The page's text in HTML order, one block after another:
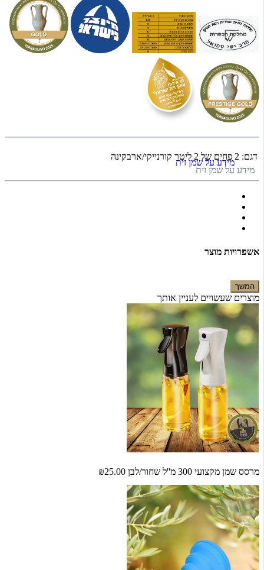
דגם: 2 פחים של 2 ליטר קורנייקי/ארבקינה
אשפרויות מוצר
המשך
מוצרים שעשויים לעניין אותך
מרסס שמן מקצועי 300 מ''ל שחור/לבן ₪25.00